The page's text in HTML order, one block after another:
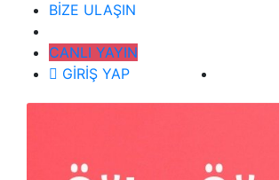
BİZE ULAŞIN
CANLI YAYIN
GİRİŞ YAP